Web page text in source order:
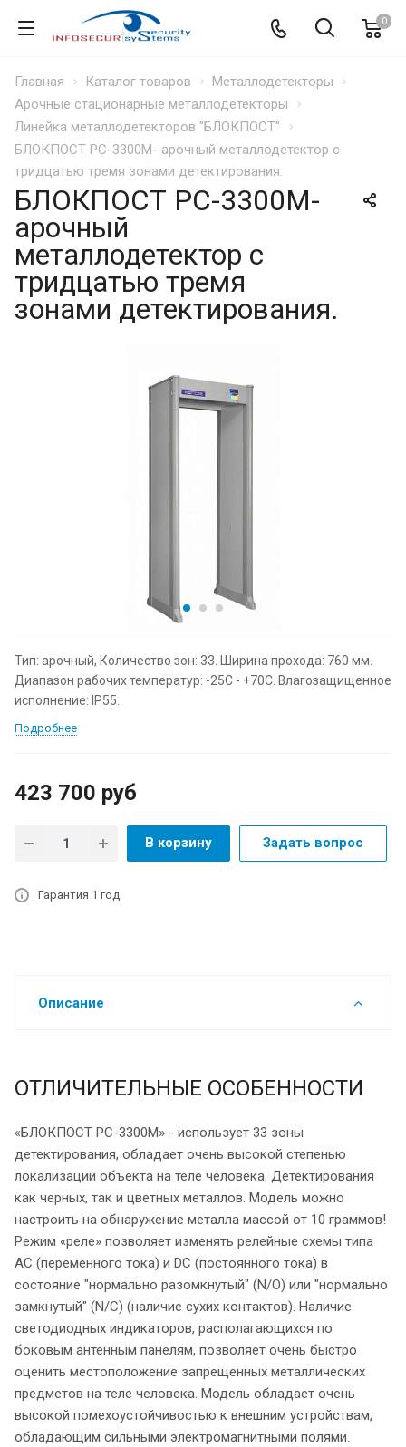
0
Главная Каталог товаров
Металлодетекторы
Арочные стационарные металлодетекторы
Линейка металлодетекторов "БЛОКПОСТ"
БЛОКПОСТ PC-3300М- арочный металлодетектор с
тридцатью тремя зонами детектирования.
БЛОКПОСТ PC-3300М-
арочный
металлодетектор с
тридцатью тремя
зонами детектирования.
Тип: арочный, Количество зон: 33. Ширина прохода: 760 мм.
Диапазон рабочих температур: -25С - +70С. Влагозащищенное
исполнение: IP55.
Подробнее
423 700 руб
В корзину Задать вопрос
Гарантия 1 год
Описание
ОТЛИЧИТЕЛЬНЫЕ ОСОБЕННОСТИ
«БЛОКПОСТ РС-3300М» - использует 33 зоны
детектирования, обладает очень высокой степенью
локализации объекта на теле человека. Детектирования
как черных, так и цветных металлов. Модель можно
настроить на обнаружение металла массой от 10 граммов!
Режим «реле» позволяет изменять релейные схемы типа
АС (переменного тока) и DC (постоянного тока) в
состояние "нормально разомкнутый" (N/O) или "нормально
замкнутый" (N/C) (наличие сухих контактов). Наличие
светодиодных индикаторов, располагающихся по
боковым антенным панелям, позволяет очень быстро
оценить местоположение запрещенных металлических
предметов на теле человека. Модель обладает очень
высокой помехоустойчивостью к внешним устройствам,
обладающим сильными электромагнитными полями.